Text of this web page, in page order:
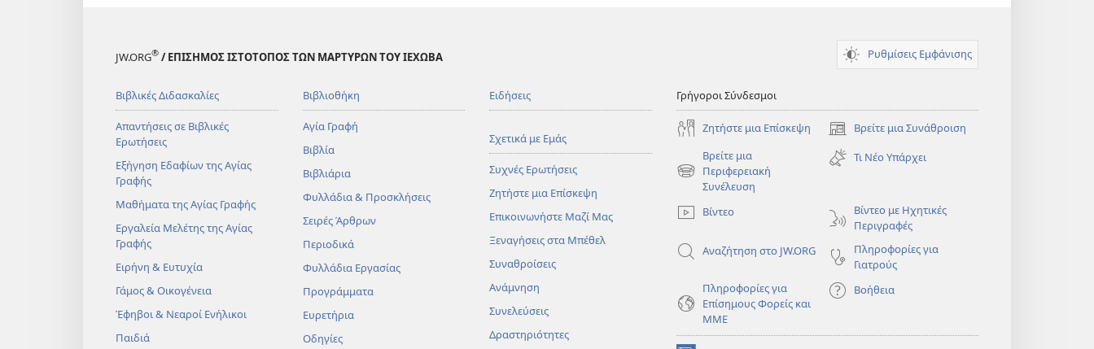
JW.ORG® / ΕΠΙΣΗΜΟΣ ΙΣΤΟΤΟΠΟΣ ΤΩΝ ΜΑΡΤΥΡΩΝ ΤΟΥ ΙΕΧΩΒΑ Ρυθμίσεις Εμφάνισης
Βιβλικές Διδασκαλίες
Απαντήσεις σε Βιβλικές
Ερωτήσεις
Εξήγηση Εδαφίων της Αγίας
Γραφής
Μαθήματα της Αγίας Γραφής
Εργαλεία Μελέτης της Αγίας
Γραφής
Ειρήνη & Ευτυχία
Γάμος & Οικογένεια
Έφηβοι & Νεαροί Ενήλικοι
Παιδιά
Βιβλιοθήκη
Αγία Γραφή
Βιβλία
Βιβλιάρια
Φυλλάδια & Προσκλήσεις
Σειρές Άρθρων
Περιοδικά
Φυλλάδια Εργασίας
Προγράμματα
Ευρετήρια
Οδηγίες
Ειδήσεις
Σχετικά με Εμάς
Συχνές Ερωτήσεις
Ζητήστε μια Επίσκεψη
Επικοινωνήστε Μαζί Μας
Ξεναγήσεις στα Μπέθελ
Συναθροίσεις
Ανάμνηση
Συνελεύσεις
Δραστηριότητες
Γρήγοροι Σύνδεσμοι
Ζητήστε μια Επίσκεψη Βρείτε μια Συνάθροιση
(ανοίγει
νέο
παράθυρο)
Βρείτε μια
Περιφερειακή
Συνέλευση
(ανοίγει
παράθυρο)
Τι Νέο Υπάρχει
Βίντεο
Βίντεο με Ηχητικές
Περιγραφές
Αναζήτηση στο JW.ORG
Πληροφορίες για
Γιατρούς
Πληροφορίες για
Επίσημους Φορείς και
ΜΜΕ
Βοήθεια